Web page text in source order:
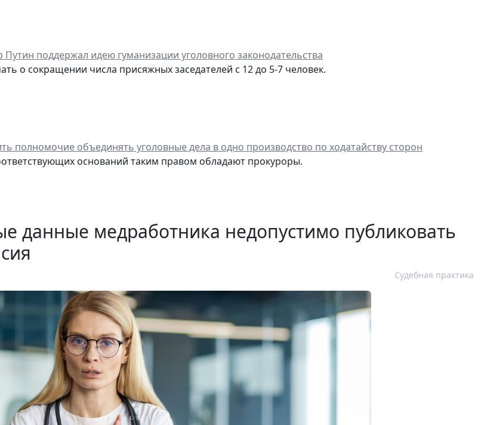
поддержал идею гуманизации уголовного законодательства
о сокращении числа присяжных заседателей с 12 до 5-7 человек.
полномочие объединять уголовные дела в одно производство по ходатайству сторон
оснований таким правом обладают прокуроры.
данные медработника недопустимо публиковать
Судебная практика